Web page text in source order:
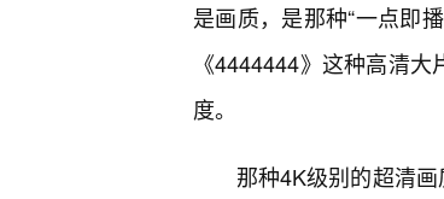
是画质，是那种“一点即
《4444444》这种高清
度。
那种4K级别的超清